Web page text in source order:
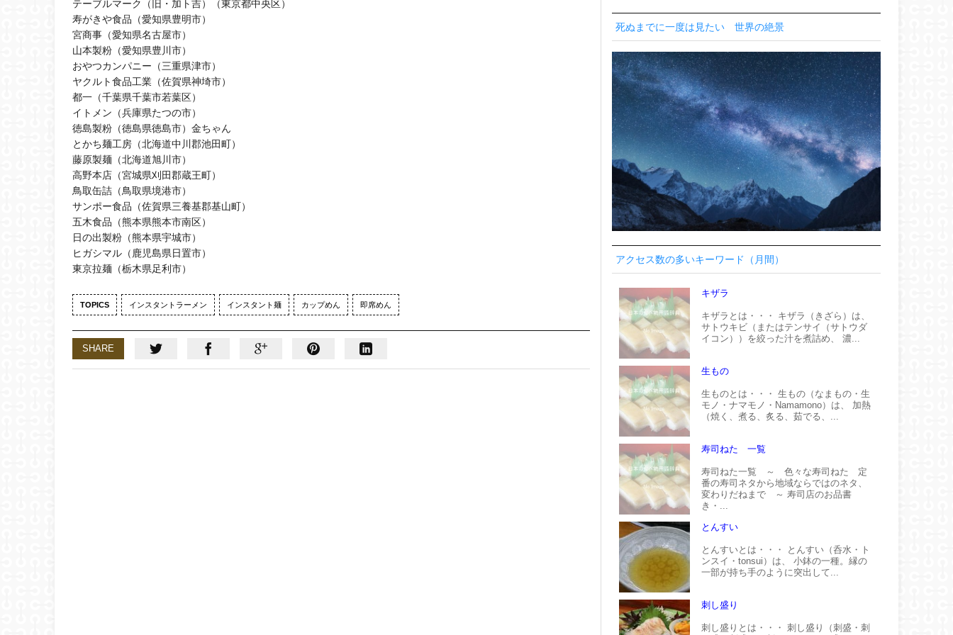
テーブルマーク（旧・加ト吉）（東京都中央区）
寿がきや食品（愛知県豊明市）
宮商事（愛知県名古屋市）
山本製粉（愛知県豊川市）
おやつカンパニー（三重県津市）
ヤクルト食品工業（佐賀県神埼市）
都一（千葉県千葉市若葉区）
イトメン（兵庫県たつの市）
徳島製粉（徳島県徳島市）金ちゃん
とかち麺工房（北海道中川郡池田町）
藤原製麺（北海道旭川市）
高野本店（宮城県刈田郡蔵王町）
鳥取缶詰（鳥取県境港市）
サンポー食品（佐賀県三養基郡基山町）
五木食品（熊本県熊本市南区）
日の出製粉（熊本県宇城市）
ヒガシマル（鹿児島県日置市）
東京拉麺（栃木県足利市）
TOPICS インスタントラーメン インスタント麺 カップめん 即席めん
SHARE
死ぬまでに一度は見たい 世界の絶景
アクセス数の多いキーワード（月間）
キザラ
キザラとは・・・ キザラ（きざら）は、
サトウキビ（またはテンサイ（サトウダ
イコン））を絞った汁を煮詰め、 濃...
生もの
生ものとは・・・ 生もの（なまもの・生
モノ・ナマモノ・Namamono）は、 加熱
（焼く、煮る、炙る、茹でる、...
寿司ねた 一覧
寿司ねた一覧 ～ 色々な寿司ねた 定
番の寿司ネタから地域ならではのネタ、
変わりだねまで ～ 寿司店のお品書
き・...
とんすい
とんすいとは・・・ とんすい（呑水・ト
ンスイ・tonsui）は、 小鉢の一種。縁の
一部が持ち手のように突出して...
刺し盛り
刺し盛りとは・・・ 刺し盛り（刺盛・刺